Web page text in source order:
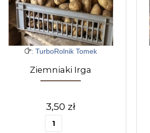
: TurboRolnik Tomek
Ziemniaki Irga
3,50 zł